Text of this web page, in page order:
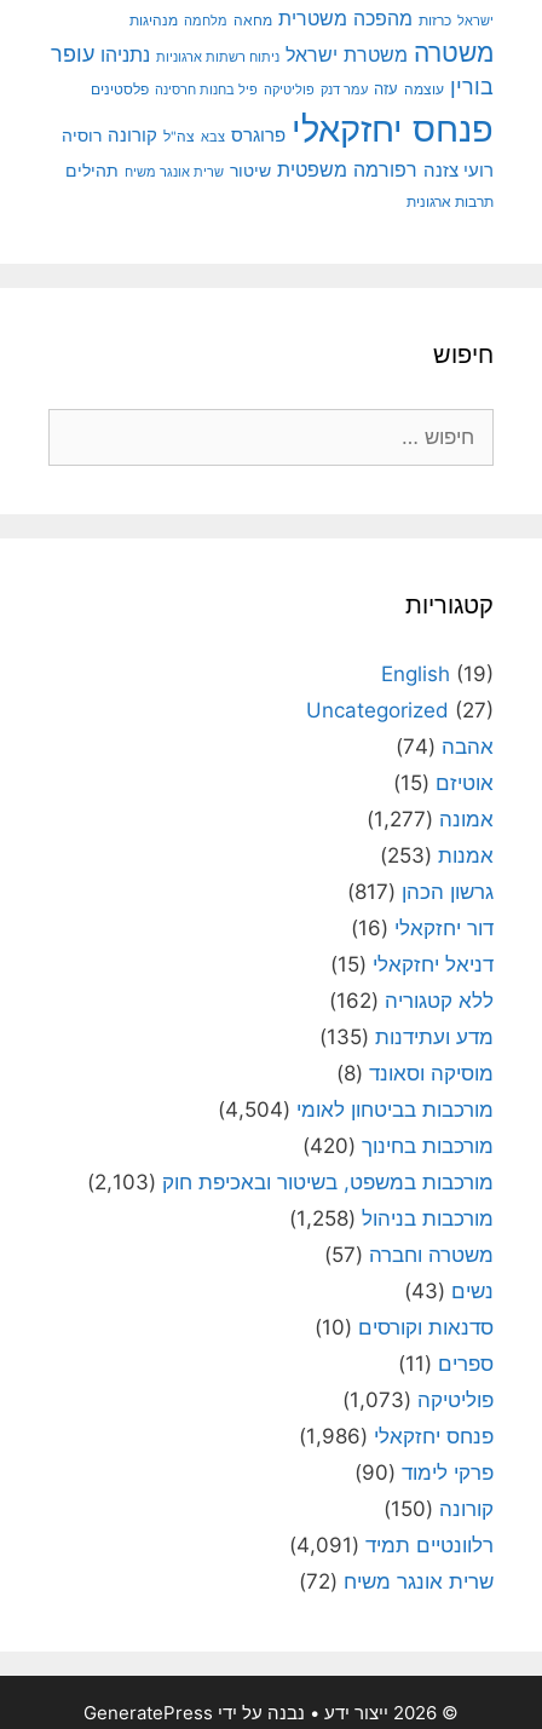
ישראל כרזות מהפכה משטרית מחאה מלחמה מנהיגות
משטרה משטרת ישראל ניתוח רשתות ארגוניות נתניהו עופר
בורין עוצמה עזה עמר דנק פוליטיקה פיל בחנות חרסינה פלסטינים
פנחס יחזקאלי פרוגרס צבא צה"ל קורונה רוסיה
רועי צזנה רפורמה משפטית שיטור שרית אונגר משיח תהילים
תרבות ארגונית
חיפוש
קטגוריות
English (19)
Uncategorized (27)
אהבה (74)
אוטיזם (15)
אמונה (1,277)
אמנות (253)
גרשון הכהן (817)
דור יחזקאלי (16)
דניאל יחזקאלי (15)
ללא קטגוריה (162)
מדע ועתידנות (135)
מוסיקה וסאונד (8)
מורכבות בביטחון לאומי (4,504)
מורכבות בחינוך (420)
מורכבות במשפט, בשיטור ובאכיפת חוק (2,103)
מורכבות בניהול (1,258)
משטרה וחברה (57)
נשים (43)
סדנאות וקורסים (10)
ספרים (11)
פוליטיקה (1,073)
פנחס יחזקאלי (1,986)
פרקי לימוד (90)
קורונה (150)
רלוונטיים תמיד (4,091)
שרית אונגר משיח (72)
© 2026 ייצור ידע • נבנה על ידי GeneratePress